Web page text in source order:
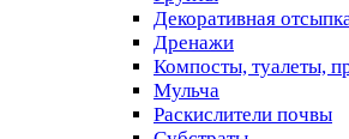
Декоративная
Дренажи
Компосты, туалеты,
Мульча
Раскислители почвы